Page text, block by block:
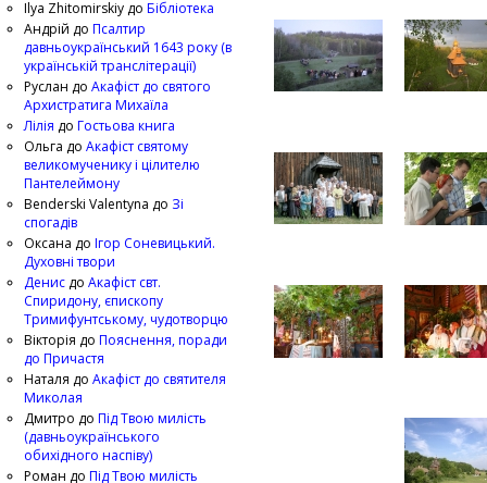
Ilya Zhitomirskiy до Бібліотека
Андрій до Псалтир
давньоукраїнський 1643 року (в
українській транслітерації)
Руслан до Акафіст до святого
Архистратига Михаїла
Лілія до Гостьова книга
Ольга до Акафіст святому
великомученику і цілителю
Пантелеймону
Benderski Valentyna до Зі
спогадів
Оксана до Ігор Соневицький.
Духовні твори
Денис до Акафіст свт.
Спиридону, єпископу
Тримифунтському, чудотворцю
Вікторія до Пояснення, поради
до Причастя
Наталя до Акафіст до святителя
Миколая
Дмитро до Під Твою милість
(давньоукраїнського
обихідного наспіву)
Роман до Під Твою милість